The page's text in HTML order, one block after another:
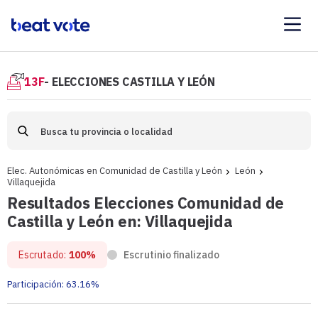
13F- ELECCIONES CASTILLA Y LEÓN
Elec. Autonómicas en Comunidad de Castilla y León
León
Villaquejida
Resultados Elecciones Comunidad de
Castilla y León en: Villaquejida
Escrutado: 100% Escrutinio finalizado
Participación: 63.16%